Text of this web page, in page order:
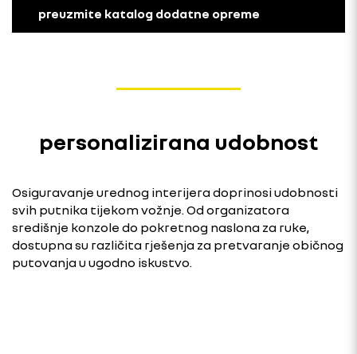
preuzmite katalog dodatne opreme
personalizirana udobnost
Osiguravanje urednog interijera doprinosi udobnosti
svih putnika tijekom vožnje. Od organizatora
središnje konzole do pokretnog naslona za ruke,
dostupna su različita rješenja za pretvaranje običnog
putovanja u ugodno iskustvo.